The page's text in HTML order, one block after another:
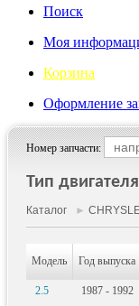
Поиск
Моя
Корзина
Оформление
Номер запчасти:
Тип
Каталог ►
Модель Год выпуска
2.5 1987 - 1992